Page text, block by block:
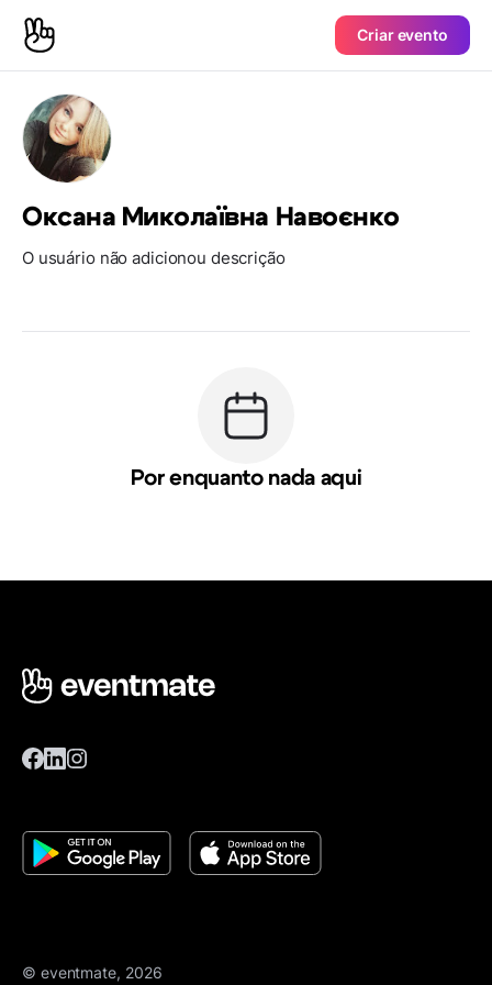
Criar evento
Оксана Миколаївна Навоєнко
O usuário não adicionou descrição
Por enquanto nada aqui
© eventmate, 2026